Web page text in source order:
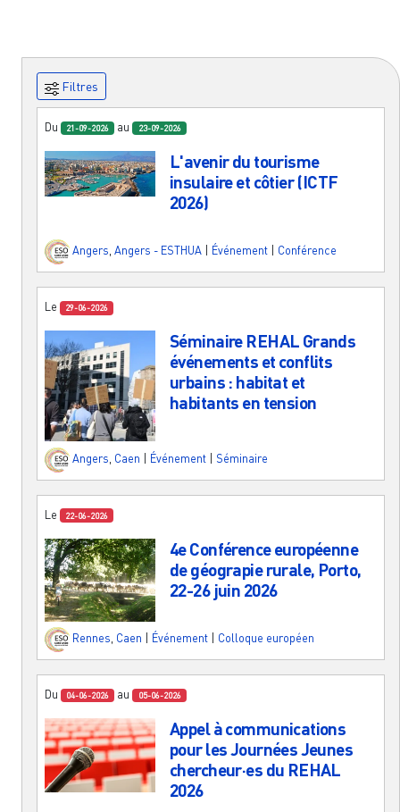
Filtres
Du 21-09-2026 au 23-09-2026
L'avenir du tourisme
insulaire et côtier (ICTF
2026)
Angers, Angers - ESTHUA Événement Conférence
Le 29-06-2026
Séminaire REHAL Grands
événements et conflits
urbains : habitat et
habitants en tension
Angers Caen Événement Séminaire
Le 22-06-2026
4e Conférence européenne
de géograpie rurale, Porto,
22-26 juin 2026
Rennes, Caen Événement Colloque européen
Du 04-06-2026 au 05-06-2026
Appel à communications
pour les Journées Jeunes
chercheur·es du REHAL
2026